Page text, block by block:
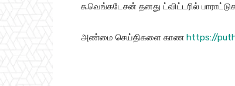
சு.வெங்கடேசன் தனது ட்விட்டரில்
அண்மை செய்திகளை காண https://